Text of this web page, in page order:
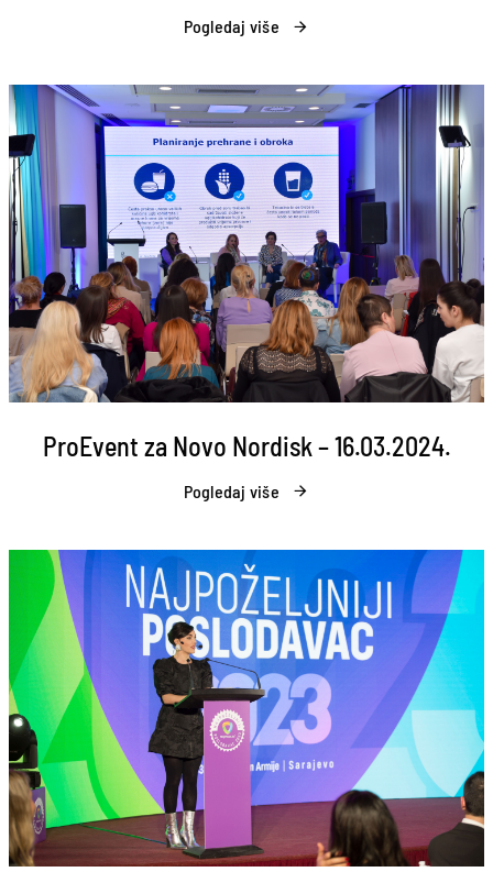
Pogledaj više
ProEvent za Novo Nordisk – 16.03.2024.
Pogledaj više